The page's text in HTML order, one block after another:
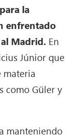
la
enfrentado
Madrid. En
Júnior que
materia
como Güler y
manteniendo